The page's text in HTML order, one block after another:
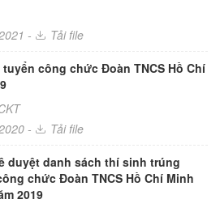
- Tải file
công chức Đoàn TNCS Hồ Chí
- Tải file
duyệt danh sách thí sinh trúng
chức Đoàn TNCS Hồ Chí Minh
2019